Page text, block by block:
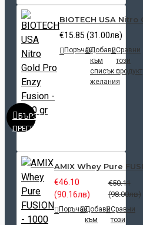
БЪРЗ
ПРЕГЛЕД
BIOTECH USA
€15.85 (31.00лв)
ПоръчайДобави
към
списък с
желания
Сравни
този
продукт
AMIX Whey Pure
€46.10
(90.16лв)
€50.11
(98.00лв)
ПоръчайДобави
към
Сравни
този